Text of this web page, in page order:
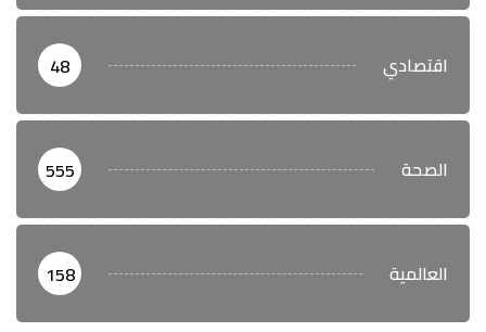
اقتصادي 48
الصحة 555
العالمية 158